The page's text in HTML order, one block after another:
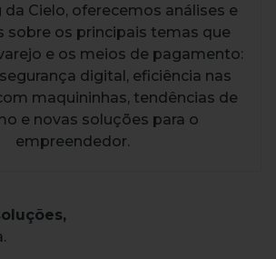
da Cielo, oferecemos análises e
sobre os principais temas que
e os meios de pagamento:
digital, eficiência nas
maquininhas, tendências de
e novas soluções para o
empreendedor.